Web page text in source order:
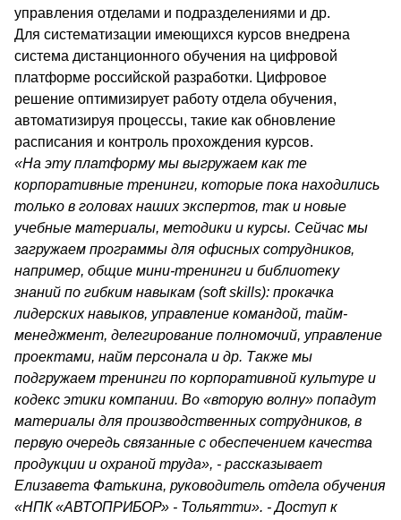
управления отделами и подразделениями и др.
Для систематизации имеющихся курсов внедрена
система дистанционного обучения на цифровой
платформе российской разработки. Цифровое
решение оптимизирует работу отдела обучения,
автоматизируя процессы, такие как обновление
расписания и контроль прохождения курсов.
«На эту платформу мы выгружаем как те
корпоративные тренинги, которые пока находились
только в головах наших экспертов, так и новые
учебные материалы, методики и курсы. Сейчас мы
загружаем программы для офисных сотрудников,
например, общие мини-тренинги и библиотеку
знаний по гибким навыкам (soft skills): прокачка
лидерских навыков, управление командой, тайм-
менеджмент, делегирование полномочий, управление
проектами, найм персонала и др. Также мы
подгружаем тренинги по корпоративной культуре и
кодекс этики компании. Во «вторую волну» попадут
материалы для производственных сотрудников, в
первую очередь связанные с обеспечением качества
продукции и охраной труда», - рассказывает
Елизавета Фатькина, руководитель отдела обучения
«НПК «АВТОПРИБОР» - Тольятти». - Доступ к